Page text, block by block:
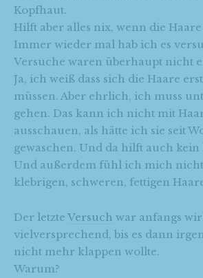
Kopfhaut.
Hilft aber alles nix, wenn die
Immer wieder mal hab ich es
Versuche waren überhaupt nicht
Ja, ich weiß dass sich die Haare
müssen. Aber ehrlich, ich muss
gehen. Das kann ich nicht mit
ausschauen, als hätte ich sie seit
gewaschen. Und da hilft auch kein
Und außerdem fühl ich mich
klebrigen, schweren, fettigen
Der letzte Versuch war anfangs
vielversprechend, bis es dann
nicht mehr klappen wollte.
Warum?